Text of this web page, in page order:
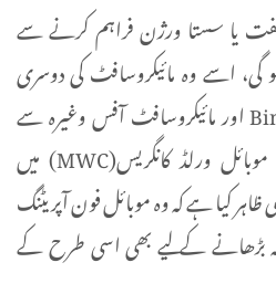
یا سستا ورژن فراہم کرنے سے
گی، اسے وہ مائیکروسافٹ کی دوسری
سروسز جیسے Bing، OneDrive اور مائیکروسافٹ آفس وغیرہ سے
پورا کر لے گا۔ 2014ء کی موبائل ورلڈ کانگریس(MWC) میں
ظاہر کیا ہے کہ وہ موبائل فون آپریٹنگ
بڑھانے کے لیے بھی اسی طرح کے